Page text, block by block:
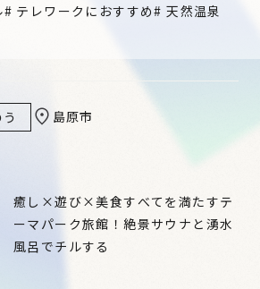
# テレワークにおすすめ#天然温泉
島原市
癒し×遊び×美食すべてを満たすテ
ーマパーク旅館！絶景サウナと湧水
風呂でチルする